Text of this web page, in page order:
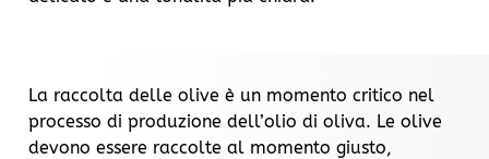
La raccolta delle olive è un momento critico nel
processo di produzione dell’olio di oliva. Le olive
devono essere raccolte al momento giusto,